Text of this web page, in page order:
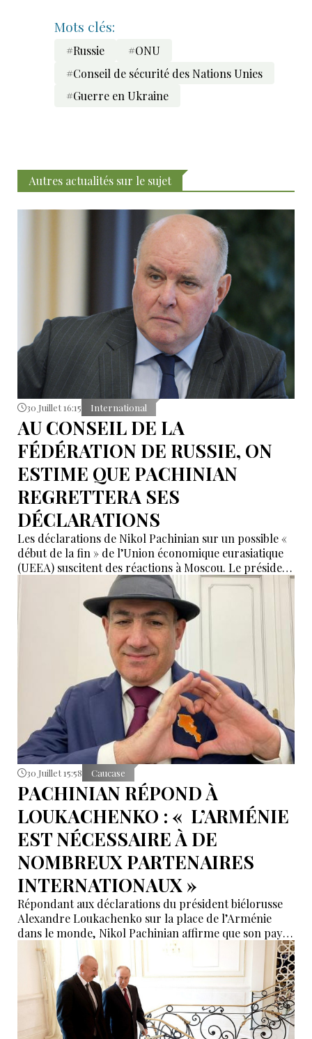
Mots clés:
#Russie
#ONU
#Conseil de sécurité des Nations Unies
#Guerre en Ukraine
Autres actualités sur le sujet
30 Juillet 16:15 International
AU CONSEIL DE LA
FÉDÉRATION DE RUSSIE, ON
ESTIME QUE PACHINIAN
REGRETTERA SES
DÉCLARATIONS
Les déclarations de Nikol Pachinian sur un possible «
début de la fin » de l’Union économique eurasiatique
(UEEA) suscitent des réactions à Moscou. Le président
de la commission des Affaires étrangères du Conseil
de la Fédération russe, Grigori Karassine, estime que
le Premier ministre arménien pourrait regretter
certains propos jugés trop émotionnels, appelant à
les considérer avec calme.
30 Juillet 15:58 Caucase
PACHINIAN RÉPOND À
LOUKACHENKO : « L’ARMÉNIE
EST NÉCESSAIRE À DE
NOMBREUX PARTENAIRES
INTERNATIONAUX »
Répondant aux déclarations du président biélorusse
Alexandre Loukachenko sur la place de l’Arménie
dans le monde, Nikol Pachinian affirme que son pays
suscite l’intérêt de nombreux acteurs internationaux.
Le Premier ministre arménien met en avant une
politique étrangère « multivectorielle » fondée sur le
développement de partenariats avec différentes
puissances régionales et mondiales.